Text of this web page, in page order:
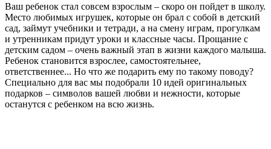
Ваш ребенок стал совсем взрослым – скоро он пойдет в школу.
Место любимых игрушек, которые он брал с собой в детский
сад, займут учебники и тетради, а на смену играм, прогулкам
и утренникам придут уроки и классные часы. Прощание с
детским садом – очень важный этап в жизни каждого малыша.
Ребенок становится взрослее, самостоятельнее,
ответственнее... Но что же подарить ему по такому поводу?
Специально для вас мы подобрали 10 идей оригинальных
подарков – символов вашей любви и нежности, которые
останутся с ребенком на всю жизнь.